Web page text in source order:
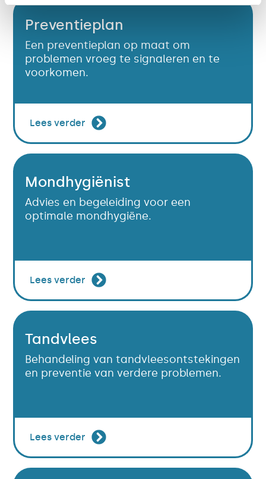
Preventieplan
Een preventieplan op maat om
problemen vroeg te signaleren en te
voorkomen.
Lees verder
Mondhygiënist
Advies en begeleiding voor een
optimale mondhygiëne.
Lees verder
Tandvlees
Behandeling van tandvleesontstekingen
en preventie van verdere problemen.
Lees verder